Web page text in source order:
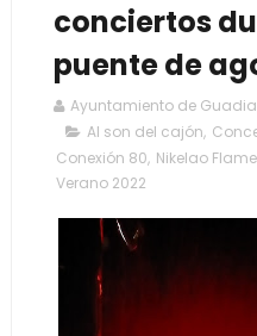
conciertos
puente de
Ayuntamiento de
Al son del cajón,
Conexión 80, Nikelao
Verano 2022